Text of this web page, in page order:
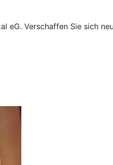
Verschaffen Sie sich